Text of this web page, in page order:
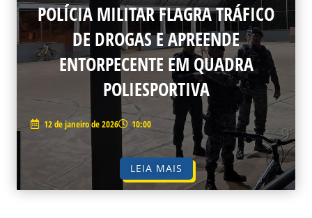
POLÍCIA MILITAR FLAGRA TRÁFICO
DE DROGAS E APREENDE
ENTORPECENTE EM QUADRA
POLIESPORTIVA
12 de janeiro de 2026 10:00
LEIA MAIS